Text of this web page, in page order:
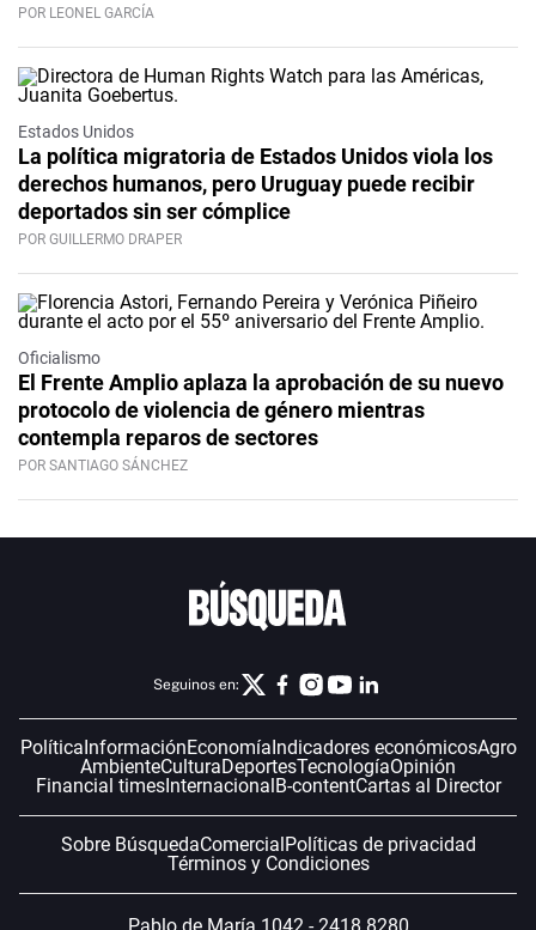
POR LEONEL GARCÍA
Estados Unidos
La política migratoria de Estados Unidos viola los
derechos humanos, pero Uruguay puede recibir
deportados sin ser cómplice
POR GUILLERMO DRAPER
Oficialismo
El Frente Amplio aplaza la aprobación de su nuevo
protocolo de violencia de género mientras
contempla reparos de sectores
POR SANTIAGO SÁNCHEZ
Seguinos en:
PolíticaInformaciónEconomíaIndicadores económicosAgro
AmbienteCulturaDeportesTecnologíaOpinión
Financial timesInternacionalB-contentCartas al Director
Sobre BúsquedaComercialPolíticas de privacidad
Términos y Condiciones